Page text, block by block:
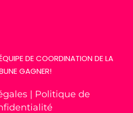
DE COORDINATION DE LA
GAGNER!
| Politique de